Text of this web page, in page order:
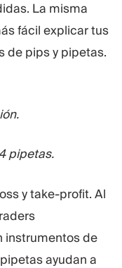
La misma
fácil explicar tus
de pips y pipetas.
pipetas.
y take-profit. Al
instrumentos de
ayudan a